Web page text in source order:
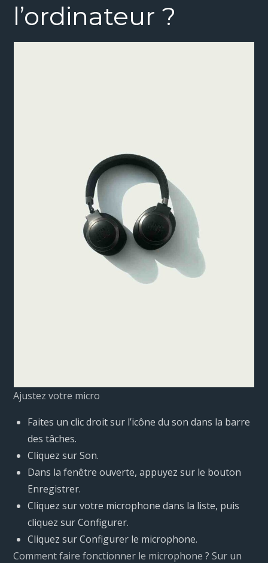
l’ordinateur ?
Ajustez votre micro
Faites un clic droit sur l’icône du son dans la barre
des tâches.
Cliquez sur Son.
Dans la fenêtre ouverte, appuyez sur le bouton
Enregistrer.
Cliquez sur votre microphone dans la liste, puis
cliquez sur Configurer.
Cliquez sur Configurer le microphone.
Comment faire fonctionner le microphone ? Sur un